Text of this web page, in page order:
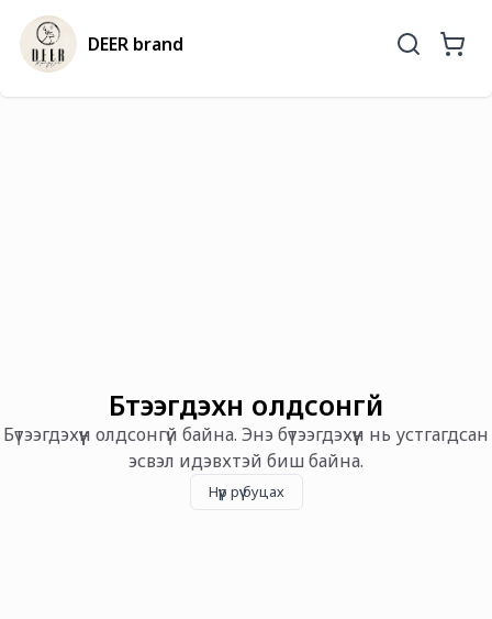
DEER brand
Бүтээгдэхүүн олдсонгүй
Бүтээгдэхүүн олдсонгүй байна. Энэ бүтээгдэхүүн нь устгагдсан
эсвэл идэвхтэй биш байна.
Нүүр рүү буцах